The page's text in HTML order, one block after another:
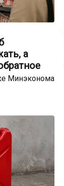
а
Минэконома